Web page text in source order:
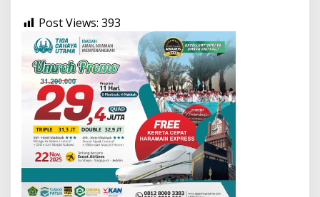
Post Views: 393